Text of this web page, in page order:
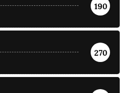
190
270